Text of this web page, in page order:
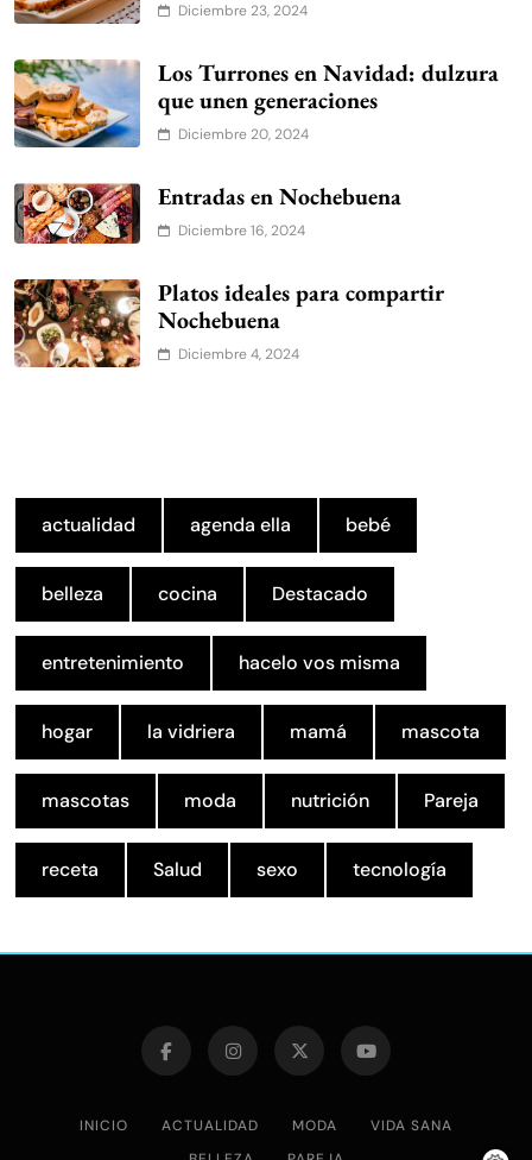
Diciembre 23, 2024
Los Turrones en Navidad: dulzura
que unen generaciones
Diciembre 20, 2024
Entradas en Nochebuena
Diciembre 16, 2024
Platos ideales para compartir
Nochebuena
Diciembre 4, 2024
actualidad agenda ella bebé
belleza cocina Destacado
entretenimiento hacelo vos misma
hogar la vidriera mamá mascota
mascotas moda nutrición Pareja
receta Salud sexo tecnología
INICIO ACTUALIDAD MODA
VIDA SANA